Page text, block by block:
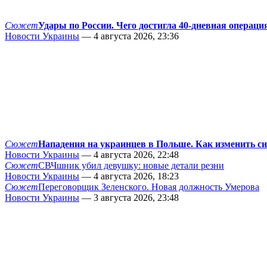
СюжетУдары по России. Чего достигла 40-дневная
Новости Украины — 4 августа 2026, 23:36
СюжетНападения на украинцев в Польше. Как изменить
Новости Украины — 4 августа 2026, 22:48
СюжетСВЧшник убил девушку: новые детали резни
Новости Украины — 4 августа 2026, 18:23
СюжетПереговорщик Зеленского. Новая должность Умерова
Новости Украины — 3 августа 2026, 23:48